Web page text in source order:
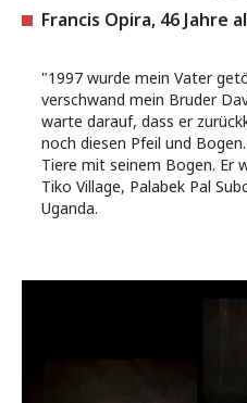
Francis Opira, 46 Jahre
"1997 wurde mein Vater
verschwand mein Bruder
warte darauf, dass er
noch diesen Pfeil und
Tiere mit seinem Bogen. Er
Tiko Village, Palabek Pal
Uganda.